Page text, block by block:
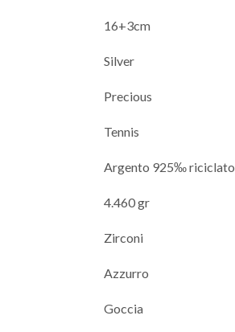
16+3cm
Silver
Precious
Tennis
Argento 925‰ riciclato
4.460 gr
Zirconi
Azzurro
Goccia